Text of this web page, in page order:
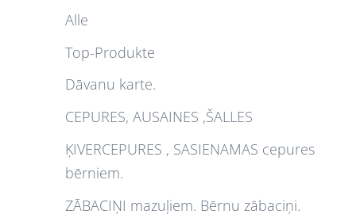
Alle
Top-Produkte
Dāvanu karte.
CEPURES, AUSAINES ,ŠALLES
ĶIVERCEPURES , SASIENAMAS cepures
bērniem.
ZĀBACIŅI mazuļiem. Bērnu zābaciņi.